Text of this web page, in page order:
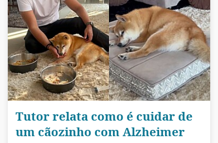
Tutor relata como é cuidar de
um cãozinho com Alzheimer